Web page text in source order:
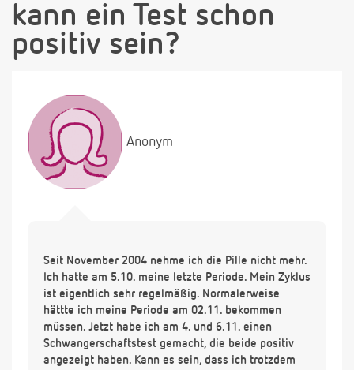
kann ein Test schon
positiv sein?
Anonym
Seit November 2004 nehme ich die Pille nicht mehr.
Ich hatte am 5.10. meine letzte Periode. Mein Zyklus
ist eigentlich sehr regelmäßig. Normalerweise
hättte ich meine Periode am 02.11. bekommen
müssen. Jetzt habe ich am 4. und 6.11. einen
Schwangerschaftstest gemacht, die beide positiv
angezeigt haben. Kann es sein, dass ich trotzdem